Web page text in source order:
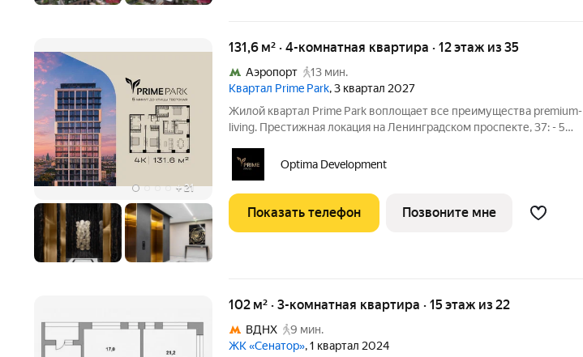
+21
131,6 м² · 4-комнатная квартира · 12 этаж из 35
Аэропорт
13 мин.
Квартал Prime Park, 3 квартал 2027
Жилой квартал Prime Park воплощает все преимущества premium-
living. Престижная локация на Ленинградском проспекте, 37: - 5
20 мин. до аэропорта «Шереметьево» или «Москва-Сити», - 4
Optima Development
Показать телефон Позвоните мне
102 м² · 3-комнатная квартира · 15 этаж из 22
ВДНХ
9 мин.
ЖК «Сенатор», 1 квартал 2024